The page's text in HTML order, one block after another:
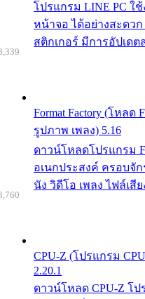
โปรแกรม LINE PC ใ
หน้าจอ ได้อย่างสะดว
สติกเกอร์ มีการอัปเดต
Format Factory (โหลด
รูปภาพ เพลง) 5.16
ดาวน์โหลดโปรแกรม
อเนกประสงค์ ครอบจั
นัง วิดีโอ เพลง ไฟล์เสี
CPU-Z (โปรแกรม
2.20.1
ดาวน์โหลด CPU-Z โ